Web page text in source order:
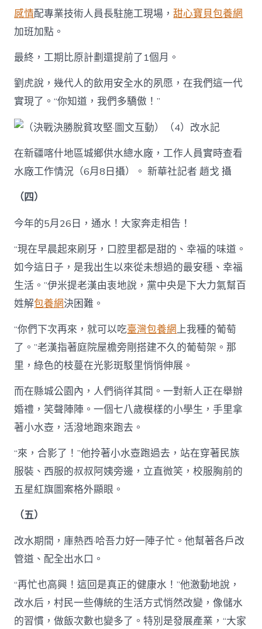
感情配專業技術人員長駐施工現場，甜心寶貝包養網
加班加點。
最終，工期比原計劃還提前了1個月。
劉虎說，幾代人的飲用安全水的夙愿，在我們這一代
實現了。“你知道，我們多驕傲！”
在新疆喀什地區城鄉供水總水廠，工作人員實時查看
水廠工作情況（6月8日攝）。 新華社記者 趙戈 攝
（四）
今年的5月26日，通水！大家奔走相告！
“現在早晨起來刷牙，口腔里都是甜的、幸福的味道。
如今這日子，是我出生以來從未想過的最安穩、幸福
生活。”伊米提老漢由衷地說，黨中央是下大力氣幫百
姓解包養網決困難。
“你們下次再來，就可以吃臺灣包養網上我種的葡萄
了。”老漢指著庭院屋檐旁剛搭建不久的葡萄架。那
里，綠色的枝蔓在光影斑駁里悄悄伸展。
而在縣城公園內，人們徜徉其間。一對新人正在舉辦
婚禮，笑聲陣陣。一個七八歲模樣的小學生，手里拿
著小水壺，活潑地跑來跑去。
“來，合影了！”他拎著小水壺跑過去，站在穿著民族
服裝、西服的叔叔阿姨旁邊，立直微笑，校服胸前的
五星紅旗圖案格外顯眼。
（五）
改水期間，庫熱西·哈吾力好一陣子忙。他幫著各戶改
管道、配全出水口。
“再忙也高興！這回是真正的健康水！”他激動地說，
改水后，村民一些傳統的生活方式悄然改變，像儲水
的習慣，做飯次數也變多了。特別是發展產業，“大家